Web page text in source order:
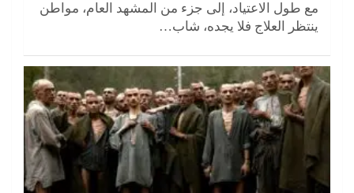
مع طول الاعتياد، إلى جزء من المشهد العام، مواطن
ينتظر العلاج فلا يجده، شاب…